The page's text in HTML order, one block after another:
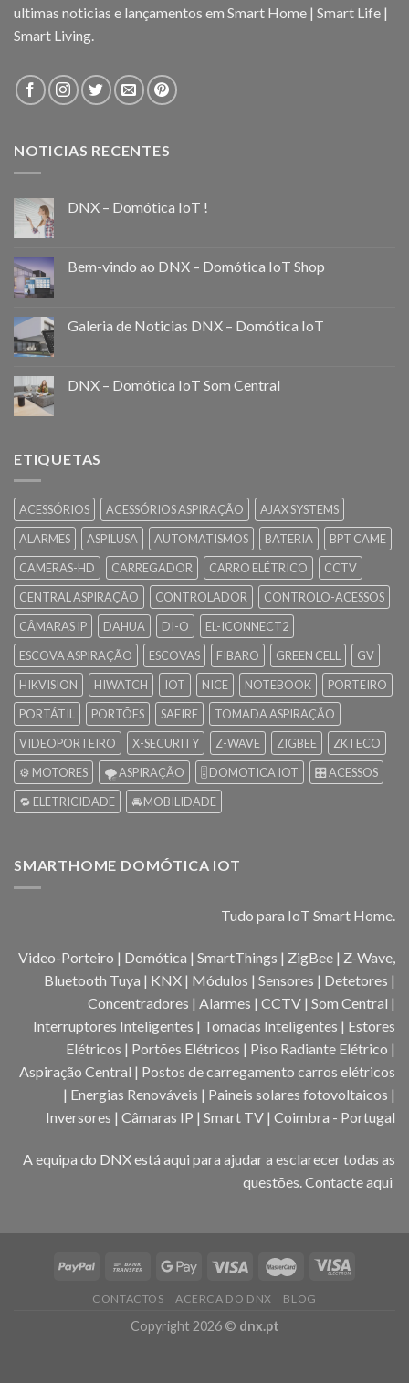
ultimas noticias e lançamentos em Smart Home | Smart Life |
Smart Living.
NOTICIAS RECENTES
DNX – Domótica IoT !
Bem-vindo ao DNX – Domótica IoT Shop
Galeria de Noticias DNX – Domótica IoT
DNX – Domótica IoT Som Central
ETIQUETAS
ACESSÓRIOS ACESSÓRIOS ASPIRAÇÃO
AJAX SYSTEMS
ALARMES
ASPILUSA AUTOMATISMOS BATERIA
BPT CAME
CAMERAS-HD
CARREGADOR CARRO ELÉTRICO
CCTV
CENTRAL ASPIRAÇÃO
CONTROLADOR
CONTROLO-ACESSOS
CÂMARAS IP
DAHUA DI-O
EL-ICONNECT2
ESCOVA ASPIRAÇÃO
ESCOVAS FIBARO GREEN CELL
GV
HIKVISION
HIWATCH IOT NICE NOTEBOOK
PORTEIRO
PORTÁTIL
PORTÕES SAFIRE
TOMADA ASPIRAÇÃO
VIDEOPORTEIRO
X-SECURITY Z-WAVE ZIGBEE
ZKTECO
⚙️ MOTORES
🌪️ ASPIRAÇÃO 🎚️ DOMOTICA IOT
🎛️ ACESSOS
🔁 ELETRICIDADE
🚘 MOBILIDADE
SMARTHOME DOMÓTICA IOT
Tudo para IoT Smart Home.
Video-Porteiro | Domótica | SmartThings | ZigBee | Z-Wave,
Bluetooth Tuya | KNX | Módulos | Sensores | Detetores |
Concentradores | Alarmes | CCTV | Som Central |
Interruptores Inteligentes | Tomadas Inteligentes | Estores
Elétricos | Portões Elétricos | Piso Radiante Elétrico |
Aspiração Central | Postos de carregamento carros elétricos
| Energias Renováveis | Paineis solares fotovoltaicos |
Inversores | Câmaras IP | Smart TV | Coimbra - Portugal
A equipa do DNX está aqui para ajudar a esclarecer todas as
questões. Contacte aqui
CONTACTOS ACERCA DO DNX BLOG
Copyright 2026 © dnx.pt